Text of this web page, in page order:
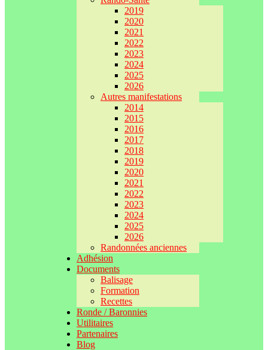
2019
2020
2021
2022
2023
2024
2025
2026
Autres manifestations
2014
2015
2016
2017
2018
2019
2020
2021
2022
2023
2024
2025
2026
Randonnées anciennes
Adhésion
Documents
Balisage
Formation
Recettes
Ronde / Baronnies
Utilitaires
Partenaires
Blog